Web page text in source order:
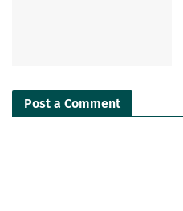
Post a Comment